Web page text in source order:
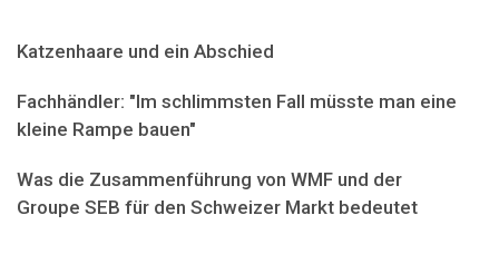
Katzenhaare und ein Abschied
Fachhändler: "Im schlimmsten Fall müsste man eine
kleine Rampe bauen"
Was die Zusammenführung von WMF und der
Groupe SEB für den Schweizer Markt bedeutet